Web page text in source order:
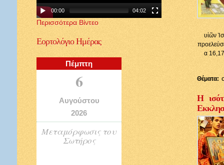
00:00 04:02
Περισσότερα Βίντεο
ΕορτολόγιοΗμέρας
Πέμπτη
6
Αυγούστου
2026
Μεταμόρφωσις του
Σωτήρος
υἱῶν
α 16,17
Θέματα:
Η